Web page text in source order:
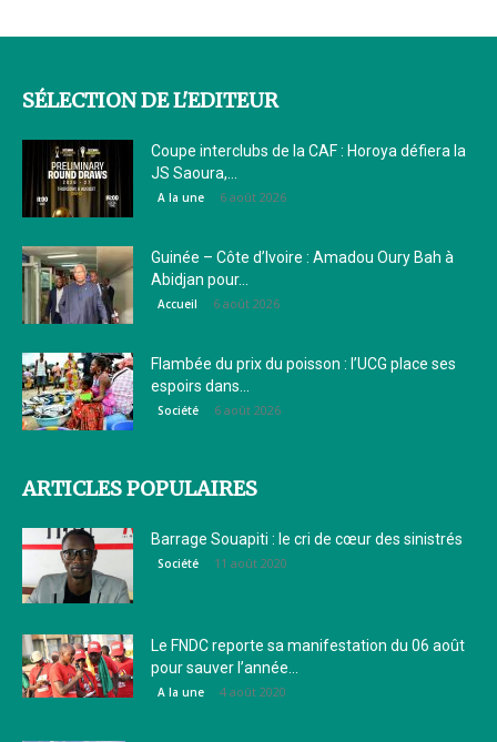
SÉLECTION DE L'EDITEUR
Coupe interclubs de la CAF : Horoya défiera la
JS Saoura,...
A la une 6 août 2026
Guinée – Côte d’Ivoire : Amadou Oury Bah à
Abidjan pour...
Accueil 6 août 2026
Flambée du prix du poisson : l’UCG place ses
espoirs dans...
Société 6 août 2026
ARTICLES POPULAIRES
Barrage Souapiti : le cri de cœur des sinistrés
Société 11 août 2020
Le FNDC reporte sa manifestation du 06 août
pour sauver l’année...
A la une 4 août 2020